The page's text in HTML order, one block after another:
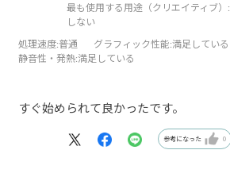
最も使用する用途（クリエイティブ）:
しない
処理速度:普通 グラフィック性能:満足している
静音性・発熱:満足している
すぐ始められて良かったです。
参考になった 0